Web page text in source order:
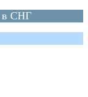
в СНГ